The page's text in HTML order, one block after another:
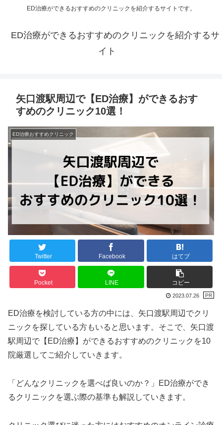
ED治療ができるおすすめのクリニックを紹介するサイトです。
ED治療ができるおすすめのクリニックを紹介するサ
イト
矢口渡駅周辺で【ED治療】ができるおす
すめのクリニック10選！
ED治療おすすめクリニック
Twitter Facebook はてブ
Pocket LINE コピー
2023.07.26
ED治療を検討している方の中には、矢口渡駅周辺でクリ
ニックを探している方もいると思います。そこで、矢口渡
駅周辺で【ED治療】ができるおすすめのクリニックを10
院厳選してご紹介していきます。
「どんなクリニックを選べば良いのか？」ED治療ができ
るクリニックを選ぶ際の基準も解説していきます。